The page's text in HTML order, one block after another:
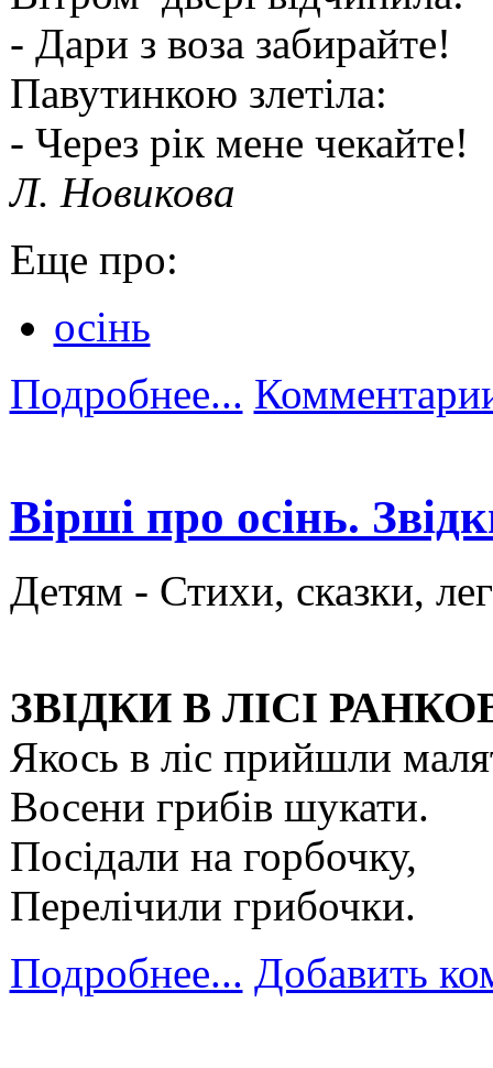
- Дари з воза забирайте!
Павутинкою злетіла:
- Через рік мене чекайте!
Л. Новикова
Еще про:
осінь
Подробнее...
Вірші про осінь.
Детям - Стихи, сказки,
ЗВІДКИ В ЛІСІ
Якось в ліс прийшли
Восени грибів шукати.
Посідали на горбочку,
Перелічили грибочки.
Подробнее... Добавить